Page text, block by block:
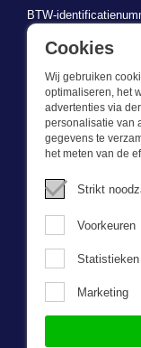
BTW-
BE 0721.730.280
Wat we doen
Deze webshop is
sinds 1983
We hebben een
bieden we kwalitatief
scherpe prijs. Onze
eigen ontwerpster.
Cookies
Wij gebruiken
optimaliseren, het
advertenties via
personalisatie van
gegevens te
het meten van de
Strikt
Voorkeuren
Statistieken
Marketing